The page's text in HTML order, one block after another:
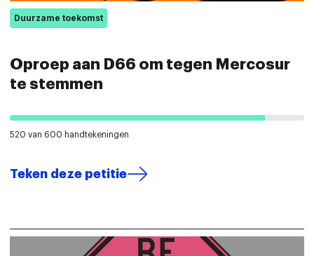
Duurzame toekomst
Oproep aan D66 om tegen Mercosur
te stemmen
520 van 600 handtekeningen
Teken deze petitie